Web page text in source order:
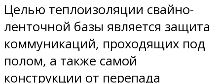
Целью теплоизоляции свайно-
ленточной базы является защита
коммуникаций, проходящих под
полом, а также самой
конструкции от перепада